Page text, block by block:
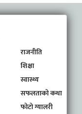
राजनीति
शिक्षा
स्वास्थ्य
सफलताको कथा
फोटो ग्यालरी